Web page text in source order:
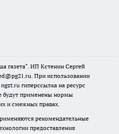
газета". ИП Кстенин Сергей
При использовании
гиперссылка на ресурс
будут применены нормы
и смежных правах.
рекомендательные
предоставления